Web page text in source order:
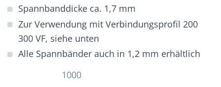
Spannbanddicke ca. 1,7 mm
Zur Verwendung mit Verbindungsprofil 200
300 VF, siehe unten
Alle Spannbänder auch in 1,2 mm erhältlich
1000